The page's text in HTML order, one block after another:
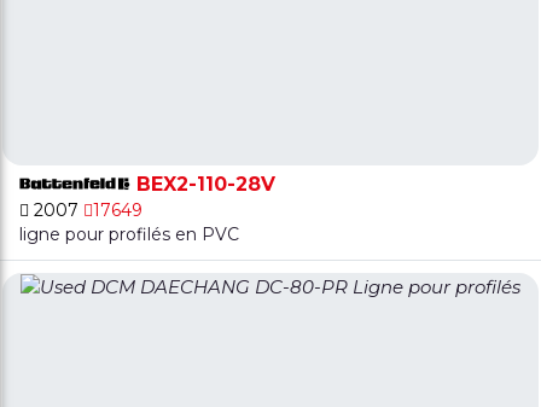
BEX2-110-28V
2007
17649
ligne pour profilés en PVC